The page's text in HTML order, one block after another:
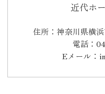
近代ホ
住所：神奈川県横
電話：
Eメール：